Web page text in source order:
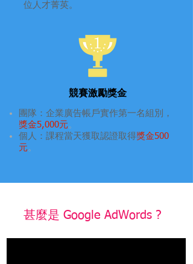
位人才菁英。
競賽激勵獎金
團隊：企業廣告帳戶實作第一名組別，
獎金5,000元。
個人：課程當天獲取認證取得獎金500
元。
​甚麼是 Google AdWords ?